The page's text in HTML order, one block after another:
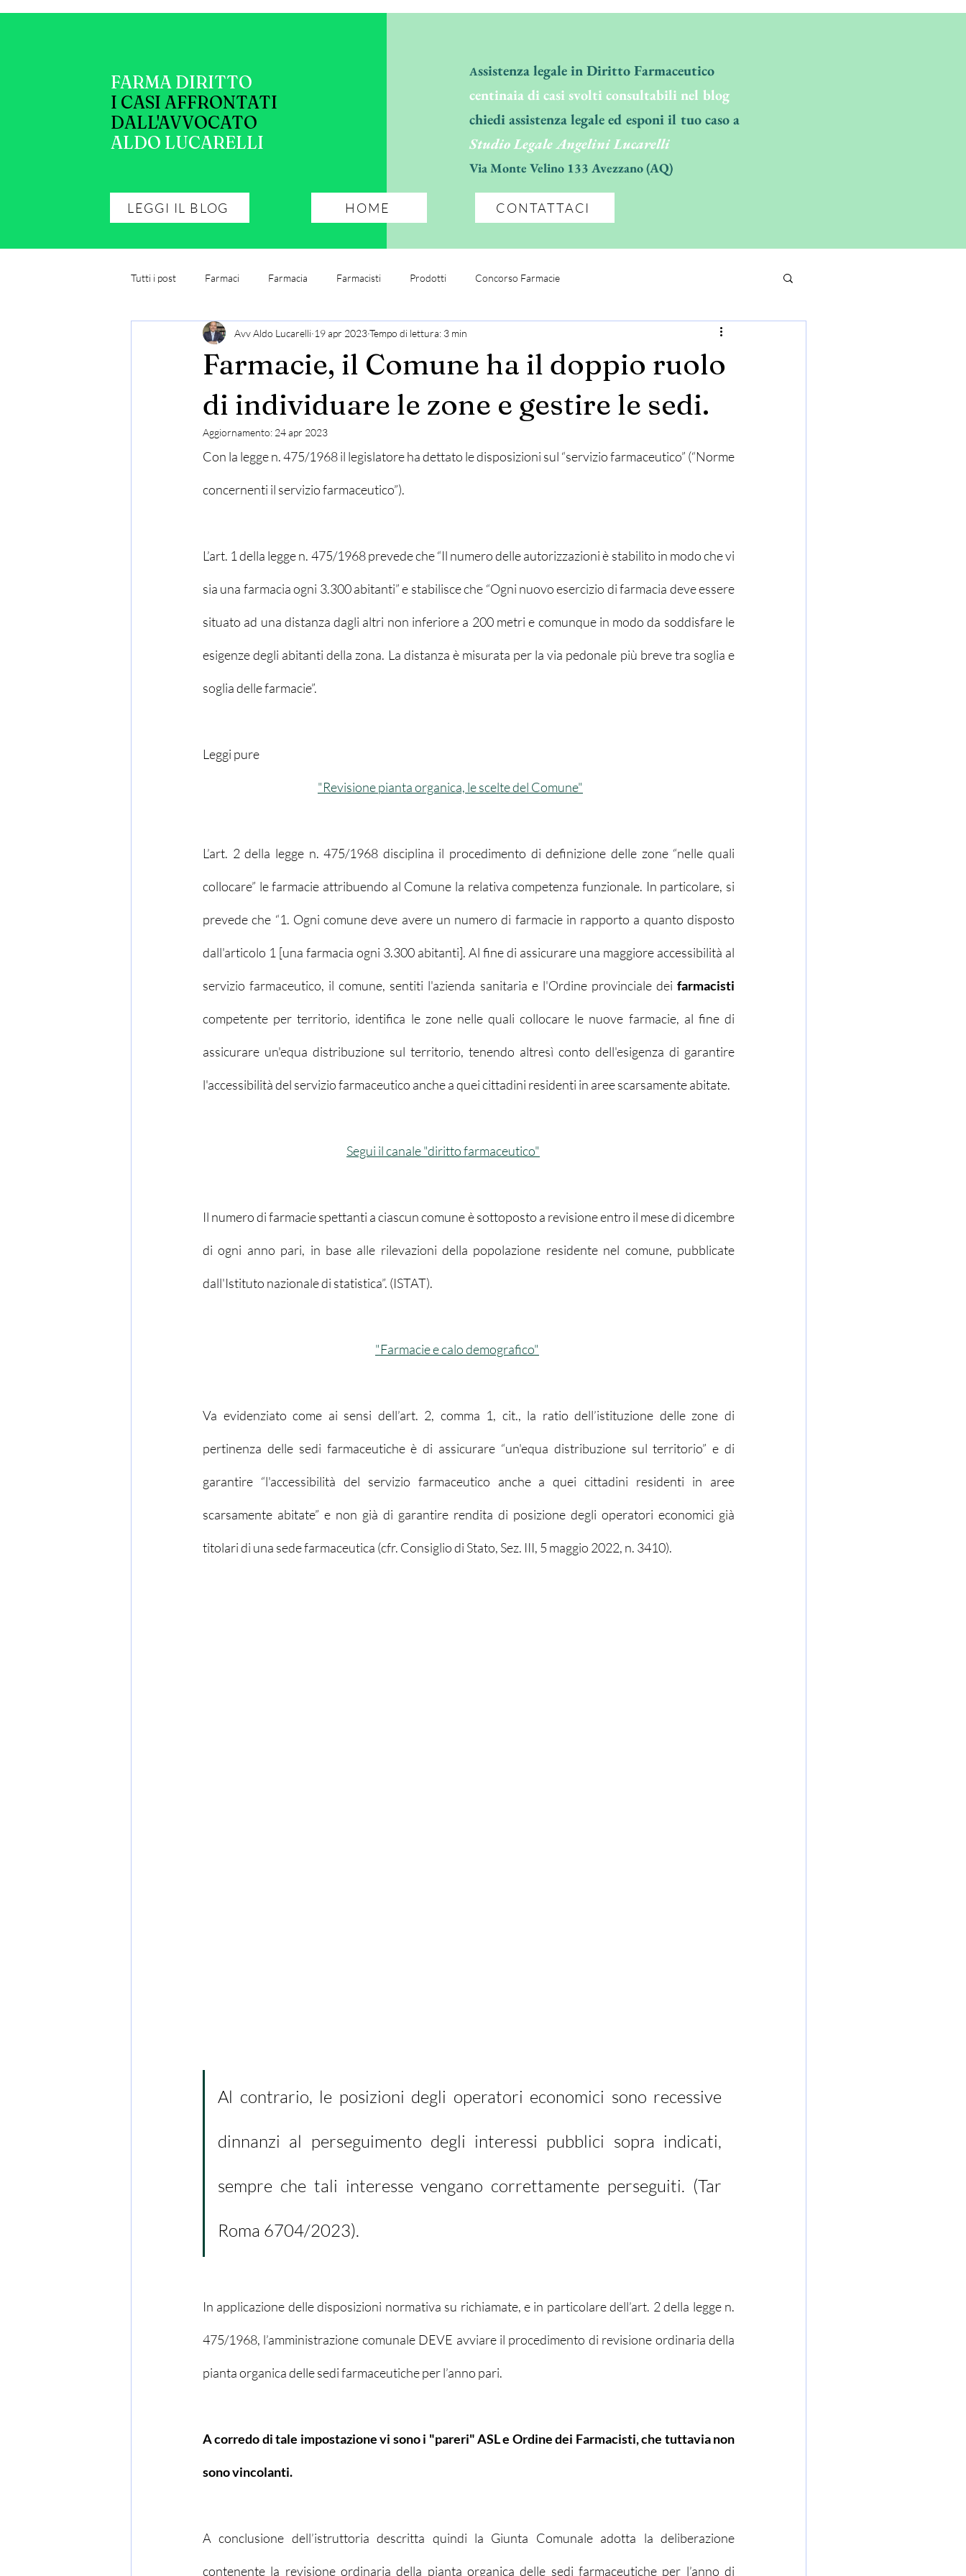
FARMA DIRITTO
I CASI AFFRONTATI
DALL'AVVOCATO
ALDO LUCARELLI
LEGGI IL BLOG HOME
Assistenza legale in Diritto Farmaceutico
centinaia di casi svolti consultabili nel blog
chiedi assistenza legale ed esponi il tuo caso a
Studio Legale Angelini Lucarelli
Via Monte Velino 133 Avezzano (AQ)
CONTATTACI
Tutti i post Farmaci Farmacia Farmacisti Prodotti Concorso Farmacie
Farmacie, il Comune ha il doppio ruolo
di individuare le zone e gestire le sedi.
Avv Aldo Lucarelli 19 apr 2023Tempo di lettura: 3 min
Aggiornamento: 24 apr 2023
Con la legge n. 475/1968 il legislatore ha dettato le disposizioni sul “servizio farmaceutico” (“Norme
concernenti il servizio farmaceutico”).
L’art. 1 della legge n. 475/1968 prevede che “Il numero delle autorizzazioni è stabilito in modo che vi
sia una farmacia ogni 3.300 abitanti” e stabilisce che “Ogni nuovo esercizio di farmacia deve essere
situato ad una distanza dagli altri non inferiore a 200 metri e comunque in modo da soddisfare le
esigenze degli abitanti della zona. La distanza è misurata per la via pedonale più breve tra soglia e
soglia delle farmacie”.
Leggi pure
"Revisione pianta organica, le scelte del Comune"
L’art. 2 della legge n. 475/1968 disciplina il procedimento di definizione delle zone “nelle quali
collocare” le farmacie attribuendo al Comune la relativa competenza funzionale. In particolare, si
prevede che “1. Ogni comune deve avere un numero di farmacie in rapporto a quanto disposto
dall'articolo 1 [una farmacia ogni 3.300 abitanti]. Al fine di assicurare una maggiore accessibilità al
servizio farmaceutico, il comune, sentiti l'azienda sanitaria e l'Ordine provinciale dei farmacisti
competente per territorio, identifica le zone nelle quali collocare le nuove farmacie, al fine di
assicurare un'equa distribuzione sul territorio, tenendo altresì conto dell'esigenza di garantire
l'accessibilità del servizio farmaceutico anche a quei cittadini residenti in aree scarsamente abitate.
Segui il canale "diritto farmaceutico"
Il numero di farmacie spettanti a ciascun comune è sottoposto a revisione entro il mese di dicembre
di ogni anno pari, in base alle rilevazioni della popolazione residente nel comune, pubblicate
dall'Istituto nazionale di statistica”. (ISTAT).
"Farmacie e calo demografico"
Va evidenziato come ai sensi dell’art. 2, comma 1, cit., la ratio dell’istituzione delle zone di
pertinenza delle sedi farmaceutiche è di assicurare “un'equa distribuzione sul territorio” e di
garantire “l'accessibilità del servizio farmaceutico anche a quei cittadini residenti in aree
scarsamente abitate” e non già di garantire rendita di posizione degli operatori economici già
titolari di una sede farmaceutica (cfr. Consiglio di Stato, Sez. III, 5 maggio 2022, n. 3410).
Al contrario, le posizioni degli operatori economici sono recessive
dinnanzi al perseguimento degli interessi pubblici sopra indicati,
sempre che tali interesse vengano correttamente perseguiti. (Tar
Roma 6704/2023).
In applicazione delle disposizioni normativa su richiamate, e in particolare dell’art. 2 della legge n.
475/1968, l’amministrazione comunale DEVE avviare il procedimento di revisione ordinaria della
pianta organica delle sedi farmaceutiche per l’anno pari.
A corredo di tale impostazione vi sono i "pareri" ASL e Ordine dei Farmacisti, che tuttavia non
sono vincolanti.
A conclusione dell’istruttoria descritta quindi la Giunta Comunale adotta la deliberazione
contenente la revisione ordinaria della pianta organica delle sedi farmaceutiche per l’anno di